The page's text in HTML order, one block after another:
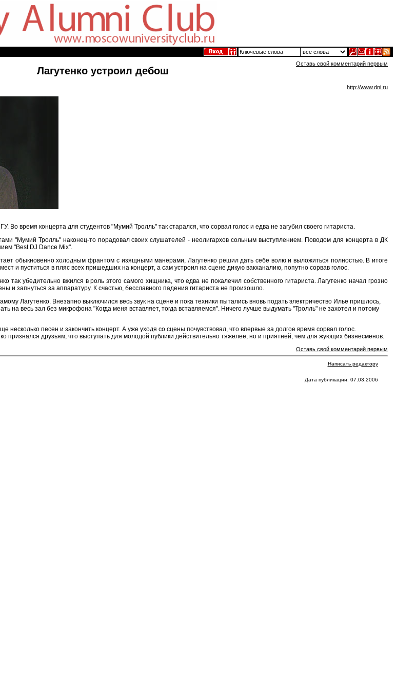
Оставь свой комментарий первым
Лагутенко устроил дебош
http://www.dni.ru
Во время концерта для студентов "Мумий Тролль" так старался, что сорвал голос и едва не загубил своего гитариста.
"Мумий Тролль" наконец-то порадовал своих слушателей - неолигархов сольным выступлением. Поводом для концерта в ДК
"Best DJ Dance Mix".
обыкновенно холодным франтом с изящными манерами, Лагутенко решил дать себе волю и выложиться полностью. В итоге
и пуститься в пляс всех пришедших на концерт, а сам устроил на сцене дикую вакханалию, попутно сорвав голос.
так убедительно вжился в роль этого самого хищника, что едва не покалечил собственного гитариста. Лагутенко начал грозно
и запнуться за аппаратуру. К счастью, бесславного падения гитариста не произошло.
Лагутенко. Внезапно выключился весь звук на сцене и пока техники пытались вновь подать электричество Илье пришлось,
на весь зал без микрофона "Когда меня вставляет, тогда вставляемся". Ничего лучше выдумать "Тролль" не захотел и потому
несколько песен и закончить концерт. А уже уходя со сцены почувствовал, что впервые за долгое время сорвал голос.
признался друзьям, что выступать для молодой публики действительно тяжелее, но и приятней, чем для жующих бизнесменов.
Оставь свой комментарий первым
Написать редактору
Дата публикации: 07.03.2006